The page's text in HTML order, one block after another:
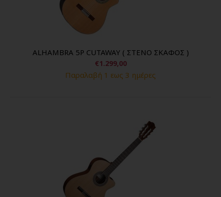
ALHAMBRA 5P CUTAWAY ( ΣΤΕΝΟ ΣΚΑΦΟΣ )
€1.299,00
Παραλαβή 1 εως 3 ημέρες